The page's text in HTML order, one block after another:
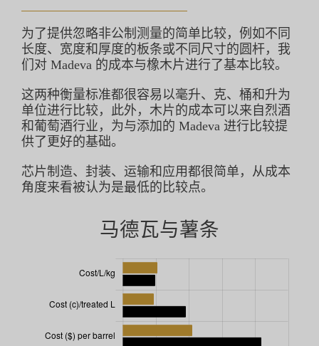
为了提供忽略非公制测量的简单比较，例如不同
长度、宽度和厚度的板条或不同尺寸的圆杆，我
们对 Madeva 的成本与橡木片进行了基本比较。
这两种衡量标准都很容易以毫升、克、桶和升为
单位进行比较，此外，木片的成本可以来自烈酒
和葡萄酒行业，为与添加的 Madeva 进行比较提
供了更好的基础。
芯片制造、封装、运输和应用都很简单，从成本
角度来看被认为是最低的比较点。
马德瓦与薯条